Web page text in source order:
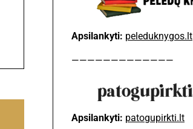
Apsilankyti: peleduknygos.lt
—————————————
Apsilankyti: patogupirkti.lt